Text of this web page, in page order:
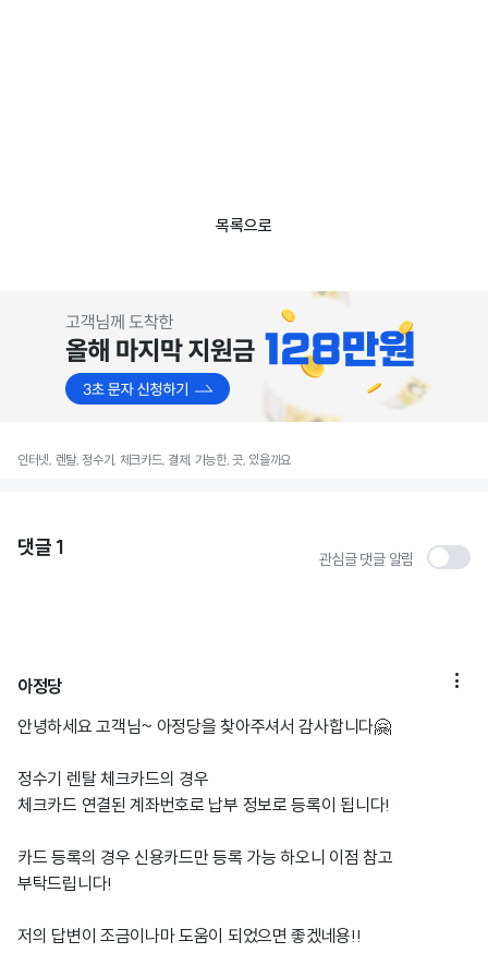
목록으로
인터넷, 렌탈, 정수기, 체크카드, 결제, 가능한, 곳, 있을까요
댓글 1 관심글 댓글 알림
아정당 
안녕하세요 고객님~ 아정당을 찾아주셔서 감사합니다🤗
정수기 렌탈 체크카드의 경우
체크카드 연결된 계좌번호로 납부 정보로 등록이 됩니다!
카드 등록의 경우 신용카드만 등록 가능 하오니 이점 참고
부탁드립니다!
저의 답변이 조금이나마 도움이 되었으면 좋겠네용!!